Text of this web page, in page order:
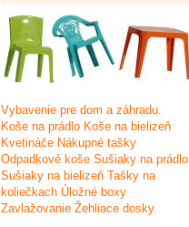
Vybavenie pre dom a záhradu.
Koše na prádlo Koše na bielizeň
Kvetináče Nákupné tašky
Odpadkové koše Sušiaky na prádlo
Sušiaky na bielizeň Tašky na
koliečkach Úložné boxy
Zavlažovanie Žehliace dosky.